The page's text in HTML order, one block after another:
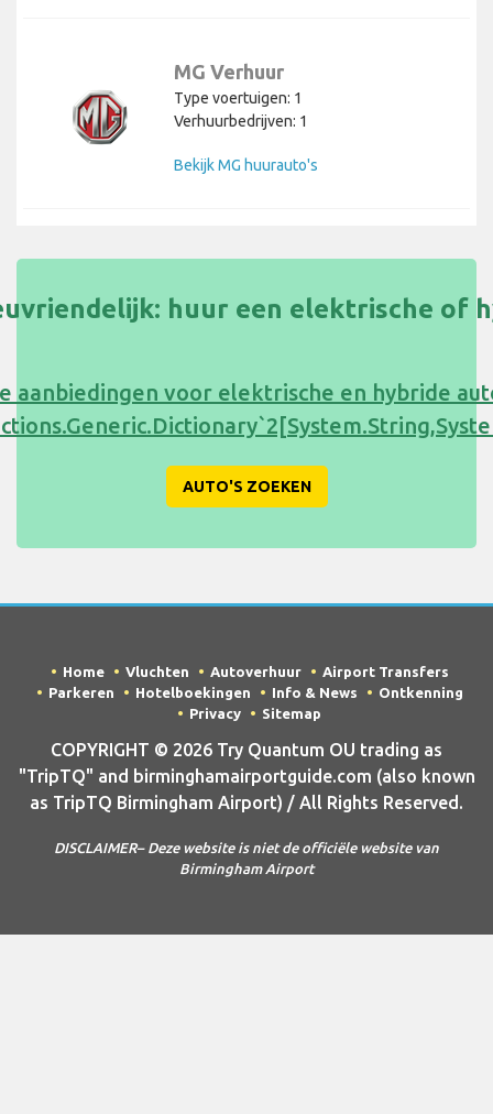
MG Verhuur
Type voertuigen: 1
Verhuurbedrijven: 1
Bekijk MG huurauto's
huur een elektrische of
aanbiedingen voor elektrische en hybride
AUTO'S ZOEKEN
Home Vluchten Autoverhuur
Airport Transfers
Parkeren
Hotelboekingen Info & News
Ontkenning
Privacy
Sitemap
COPYRIGHT © 2026 Try Quantum OU trading as
"TripTQ" and birminghamairportguide.com (also known
as TripTQ Birmingham Airport) / All Rights Reserved.
DISCLAIMER– Deze website is niet de officiële website van
Birmingham Airport